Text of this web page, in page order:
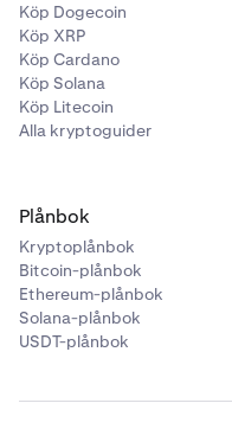
PayID:PayID är en
som är tillgänglig för
den kan AUD skickas
Du hittar din unika e-
med dina Osko-
Läs vår guide
supportteam dygnet
hjälp.
Tyvärr har vi inte stöd
vi jobbar på det.
Köp Dogecoin
Köp XRP
Köp Cardano
Köp Solana
Köp Litecoin
Alla kryptoguider
Plånbok
Kryptoplånbok
Bitcoin-plånbok
Ethereum-plånbok
Solana-plånbok
USDT-plånbok